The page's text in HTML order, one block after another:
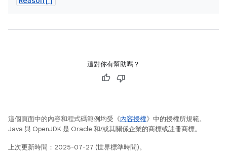
這對你有幫助嗎？
這個頁面中的內容和程式碼範例均受《內容授權》中的授權所規範。
Java 與 OpenJDK 是 Oracle 和/或其關係企業的商標或註冊商標。
上次更新時間：2025-07-27 (世界標準時間)。